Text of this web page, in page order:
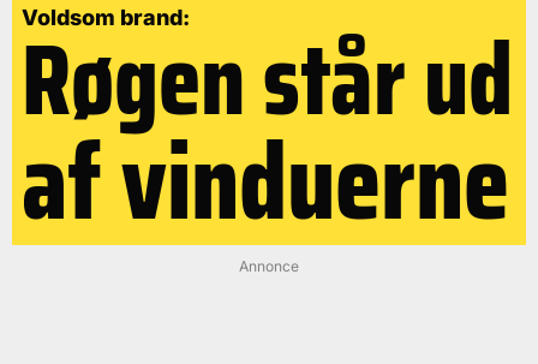
Voldsom brand:
Røgen står ud
af vinduerne
Annonce